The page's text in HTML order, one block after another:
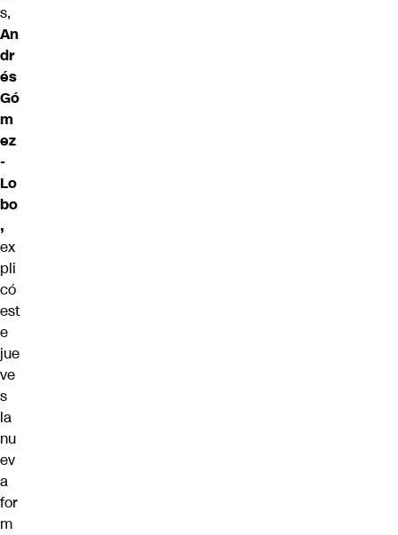
s,
An
dr
és
Gó
m
ez
-
Lo
bo
,
ex
pli
có
est
e
jue
ve
s
la
nu
ev
a
for
m